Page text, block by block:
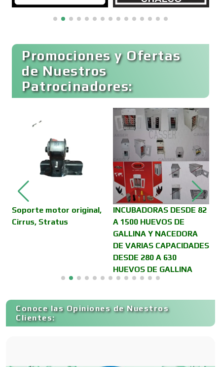
Cafeterías
Cámaras de Comercio
Camiones para Fletes
Cancelería de Aluminio
Capacitación
Carnicerías
Promociones y Ofertas
de Nuestros
Patrocinadores:
Soporte motor original,
Cirrus, Stratus
INCUBADORAS DESDE 82
A 1500 HUEVOS DE
GALLINA Y NACEDORA
DE VARIAS CAPACIDADES
DESDE 280 A 630
HUEVOS DE GALLINA
Conoce las Opiniones de Nuestros
Clientes: